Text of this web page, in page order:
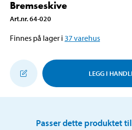
Bremseskive
Art.nr.64-020
Finnes på lager i 37varehus
LEGG I
Passer dette produktet